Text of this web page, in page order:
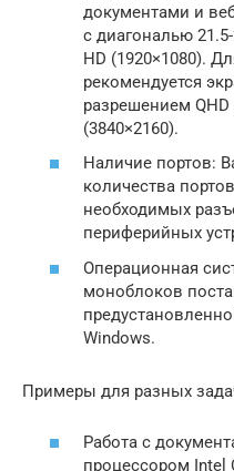
документами и
с диагональю
HD (1920×1080).
рекомендуется
разрешением QHD
(3840×2160).
Наличие портов:
количества
необходимых
периферийных
Операционная
моноблоков
Windows.
Примеры для разных
Работа с
процессором Intel